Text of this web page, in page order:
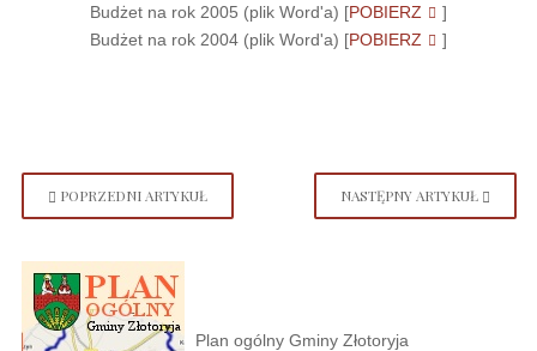
Budżet na rok 2005 (plik Word'a) [POBIERZ
]
Budżet na rok 2004 (plik Word'a) [POBIERZ ]
POPRZEDNI ARTYKUŁ NASTĘPNY ARTYKUŁ
Plan ogólny Gminy Złotoryja